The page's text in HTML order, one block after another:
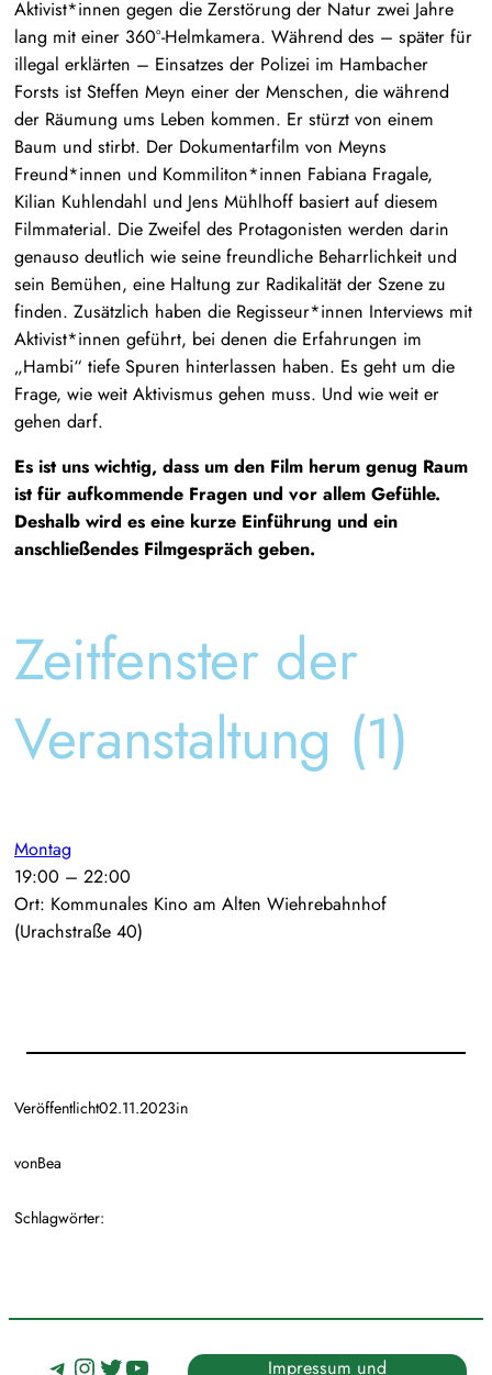
Aktivist*innen gegen die Zerstörung der Natur zwei Jahre
lang mit einer 360°-Helmkamera. Während des – später für
illegal erklärten – Einsatzes der Polizei im Hambacher
Forsts ist Steffen Meyn einer der Menschen, die während
der Räumung ums Leben kommen. Er stürzt von einem
Baum und stirbt. Der Dokumentarfilm von Meyns
Freund*innen und Kommiliton*innen Fabiana Fragale,
Kilian Kuhlendahl und Jens Mühlhoff basiert auf diesem
Filmmaterial. Die Zweifel des Protagonisten werden darin
genauso deutlich wie seine freundliche Beharrlichkeit und
sein Bemühen, eine Haltung zur Radikalität der Szene zu
finden. Zusätzlich haben die Regisseur*innen Interviews mit
Aktivist*innen geführt, bei denen die Erfahrungen im
„Hambi“ tiefe Spuren hinterlassen haben. Es geht um die
Frage, wie weit Aktivismus gehen muss. Und wie weit er
gehen darf.
Es ist uns wichtig, dass um den Film herum genug Raum
ist für aufkommende Fragen und vor allem Gefühle.
Deshalb wird es eine kurze Einführung und ein
anschließendes Filmgespräch geben.
Zeitfenster der
Veranstaltung (1)
Montag
19:00 – 22:00
Ort: Kommunales Kino am Alten Wiehrebahnhof
(Urachstraße 40)
Veröffentlicht02.11.2023in
vonBea
Schlagwörter:
Telegram
Instagram
TwitterYouTube Impressum und